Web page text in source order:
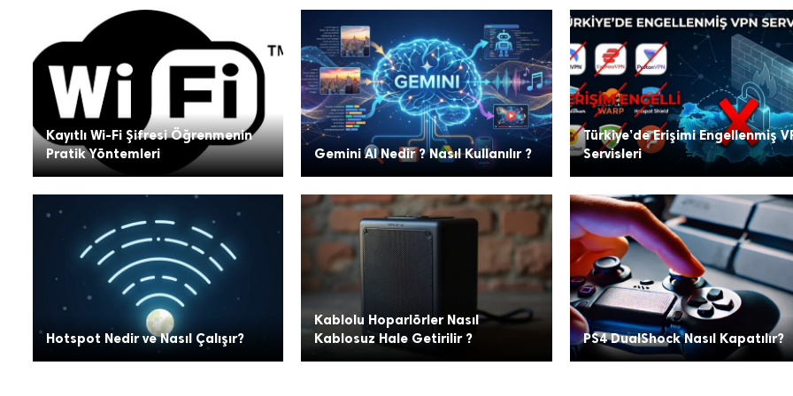
Kayıtlı Wi-Fi Şifresi Öğrenmenin
Pratik Yöntemleri
Gemini AI Nedir ? Nasıl Kullanılır ?
Türkiye’de Erişimi Engellenmiş
Servisleri
Hotspot Nedir ve Nasıl Çalışır?
Kablolu Hoparlörler Nasıl
Kablosuz Hale Getirilir ?
PS4 DualShock Nasıl Kapatılır?